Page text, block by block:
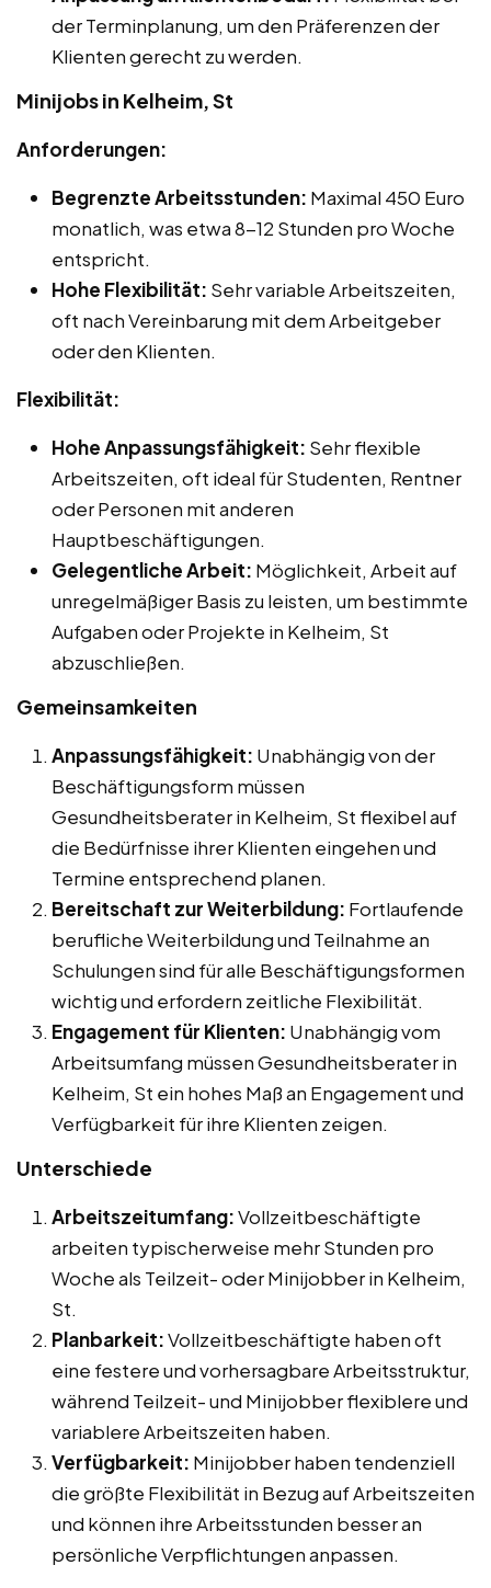
der Terminplanung, um den Präferenzen der
Klienten gerecht zu werden.
Minijobs in Kelheim, St
Anforderungen:
Begrenzte Arbeitsstunden: Maximal 450 Euro
monatlich, was etwa 8-12 Stunden pro Woche
entspricht.
Hohe Flexibilität: Sehr variable Arbeitszeiten,
oft nach Vereinbarung mit dem Arbeitgeber
oder den Klienten.
Flexibilität:
Hohe Anpassungsfähigkeit: Sehr flexible
Arbeitszeiten, oft ideal für Studenten, Rentner
oder Personen mit anderen
Hauptbeschäftigungen.
Gelegentliche Arbeit: Möglichkeit, Arbeit auf
unregelmäßiger Basis zu leisten, um bestimmte
Aufgaben oder Projekte in Kelheim, St
abzuschließen.
Gemeinsamkeiten
Anpassungsfähigkeit: Unabhängig von der
Beschäftigungsform müssen
Gesundheitsberater in Kelheim, St flexibel auf
die Bedürfnisse ihrer Klienten eingehen und
Termine entsprechend planen.
Bereitschaft zur Weiterbildung: Fortlaufende
berufliche Weiterbildung und Teilnahme an
Schulungen sind für alle Beschäftigungsformen
wichtig und erfordern zeitliche Flexibilität.
Engagement für Klienten: Unabhängig vom
Arbeitsumfang müssen Gesundheitsberater in
Kelheim, St ein hohes Maß an Engagement und
Verfügbarkeit für ihre Klienten zeigen.
Unterschiede
Arbeitszeitumfang:Vollzeitbeschäftigte
arbeiten typischerweise mehr Stunden pro
Woche als Teilzeit- oder Minijobber in Kelheim,
St.
Planbarkeit:Vollzeitbeschäftigte haben oft
eine festere und vorhersagbare Arbeitsstruktur,
während Teilzeit- und Minijobber flexiblere und
variablere Arbeitszeiten haben.
Verfügbarkeit: Minijobber haben tendenziell
die größte Flexibilität in Bezug auf Arbeitszeiten
und können ihre Arbeitsstunden besser an
persönliche Verpflichtungen anpassen.